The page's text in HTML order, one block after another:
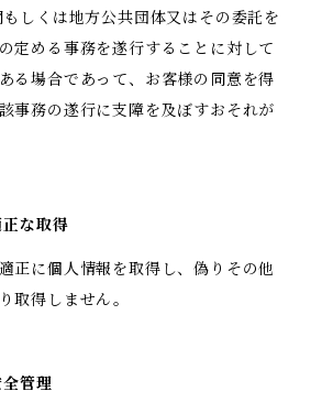
もしくは地方公共団体又はその委託を
定める事務を遂行することに対して
る場合であって、お客様の同意を得
事務の遂行に支障を及ぼすおそれが
な取得
正に個人情報を取得し、偽りその他
取得しません。
管理